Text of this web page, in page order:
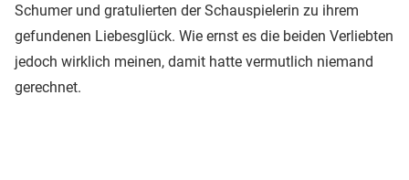
Schumer und gratulierten der Schauspielerin zu ihrem
gefundenen Liebesglück. Wie ernst es die beiden Verliebten
jedoch wirklich meinen, damit hatte vermutlich niemand
gerechnet.